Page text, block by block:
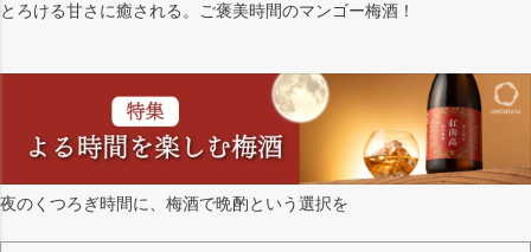
とろける甘さに癒される。ご褒美時間のマンゴー梅酒！
夜のくつろぎ時間に、梅酒で晩酌という選択を